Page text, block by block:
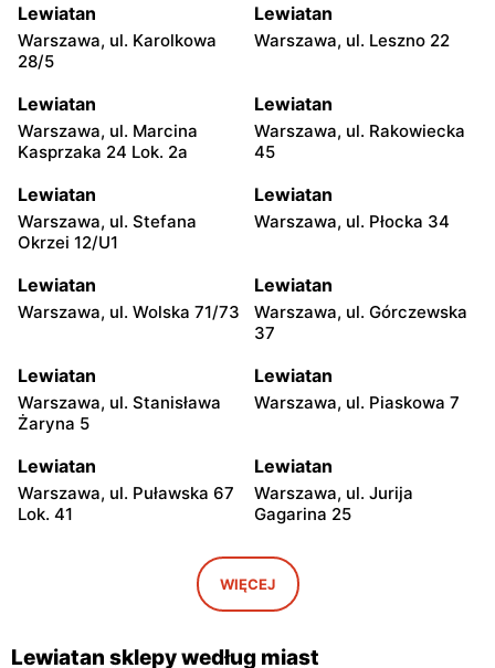
Lewiatan
Warszawa, ul. Karolkowa
28/5
Lewiatan
Warszawa, ul. Leszno 22
Lewiatan
Warszawa, ul. Marcina
Kasprzaka 24 Lok. 2a
Lewiatan
Warszawa, ul. Rakowiecka
45
Lewiatan
Warszawa, ul. Stefana
Okrzei 12/U1
Lewiatan
Warszawa, ul. Płocka 34
Lewiatan
Warszawa, ul. Wolska 71/73
Lewiatan
Warszawa, ul. Górczewska
37
Lewiatan
Warszawa, ul. Stanisława
Żaryna 5
Lewiatan
Warszawa, ul. Piaskowa 7
Lewiatan
Warszawa, ul. Puławska 67
Lok. 41
Lewiatan
Warszawa, ul. Jurija
Gagarina 25
Warszawa, ul. Egipska 4
Lewiatan
Warszawa, ul. Elbląska 37
Warszawa, ul. Erazma
Warszawa, ul.
WIĘCEJ
Lewiatan sklepy według miast